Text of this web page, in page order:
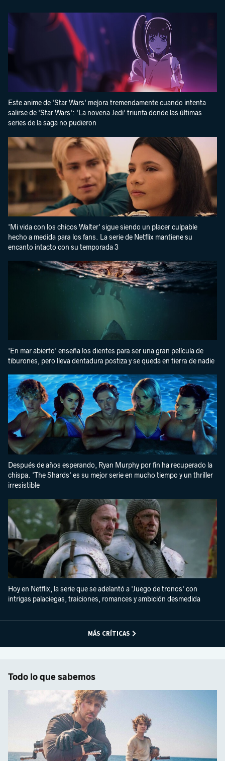
Este anime de 'Star Wars' mejora tremendamente cuando intenta
salirse de 'Star Wars': 'La novena Jedi' triunfa donde las últimas
series de la saga no pudieron
'Mi vida con los chicos Walter' sigue siendo un placer culpable
hecho a medida para los fans. La serie de Netflix mantiene su
encanto intacto con su temporada 3
'En mar abierto' enseña los dientes para ser una gran película de
tiburones, pero lleva dentadura postiza y se queda en tierra de nadie
Después de años esperando, Ryan Murphy por fin ha recuperado la
chispa. 'The Shards' es su mejor serie en mucho tiempo y un thriller
irresistible
Hoy en Netflix, la serie que se adelantó a 'Juego de tronos' con
intrigas palaciegas, traiciones, romances y ambición desmedida
MÁS CRÍTICAS
Todo lo que sabemos